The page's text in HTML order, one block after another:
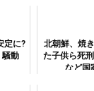
定に?
騒動
北朝鮮、焼
た子供ら死
など国